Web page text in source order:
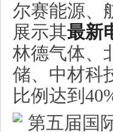
尔赛能源、
展示其最新
林德气体、
储、中材科
比例达到